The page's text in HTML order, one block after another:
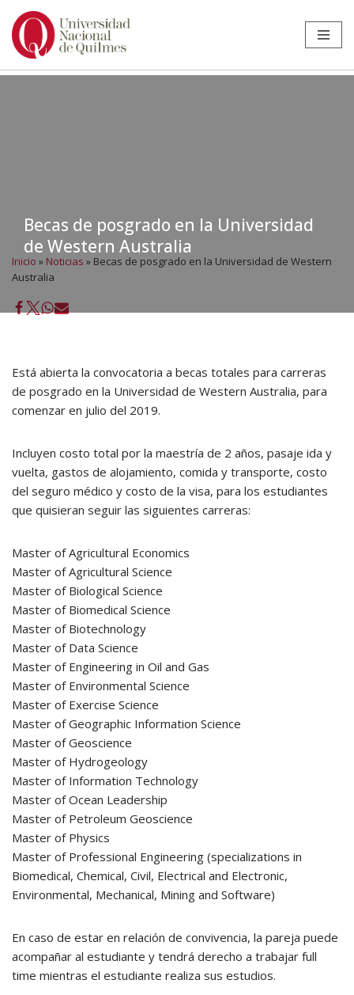
Ir
Becas de posgrado en la Universidad
de Western Australia
Inicio » Noticias » Becas de posgrado en la Universidad de Western
Australia
Está abierta la convocatoria a becas totales para carreras
de posgrado en la Universidad de Western Australia, para
comenzar en julio del 2019.
Incluyen costo total por la maestría de 2 años, pasaje ida y
vuelta, gastos de alojamiento, comida y transporte, costo
del seguro médico y costo de la visa, para los estudiantes
que quisieran seguir las siguientes carreras:
Master of Agricultural Economics
Master of Agricultural Science
Master of Biological Science
Master of Biomedical Science
Master of Biotechnology
Master of Data Science
Master of Engineering in Oil and Gas
Master of Environmental Science
Master of Exercise Science
Master of Geographic Information Science
Master of Geoscience
Master of Hydrogeology
Master of Information Technology
Master of Ocean Leadership
Master of Petroleum Geoscience
Master of Physics
Master of Professional Engineering (specializations in
Biomedical, Chemical, Civil, Electrical and Electronic,
Environmental, Mechanical, Mining and Software)
En caso de estar en relación de convivencia, la pareja puede
acompañar al estudiante y tendrá derecho a trabajar full
time mientras el estudiante realiza sus estudios.